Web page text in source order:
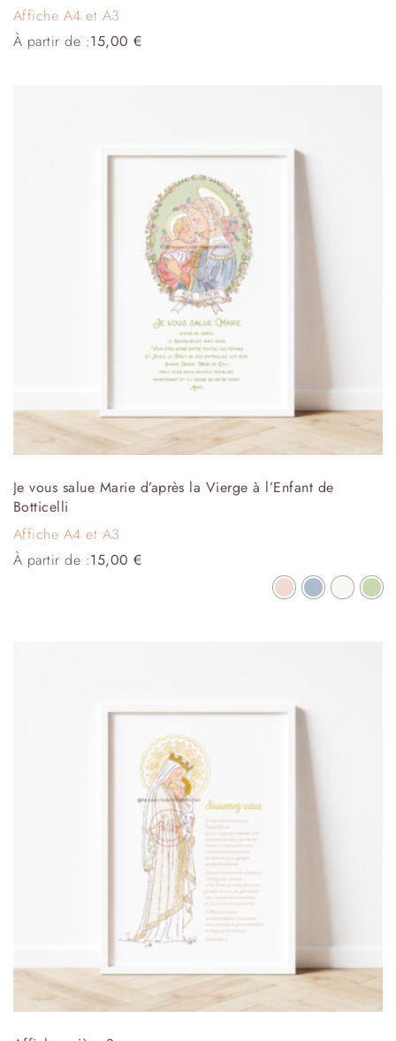
Affiche A4 et A3
À partir de :15,00€
Je vous salue Marie d’après la Vierge à l’Enfant de
Botticelli
Affiche A4 et A3
À partir de :15,00€